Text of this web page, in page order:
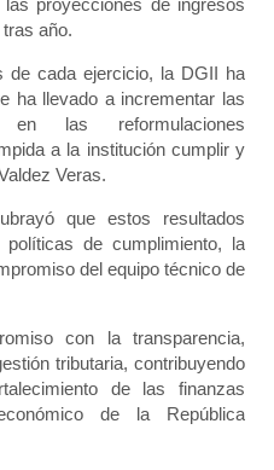
año.
de cada ejercicio, la DGII ha
ha llevado a incrementar las
las reformulaciones
a la institución cumplir y
Veras.
que estos resultados
de cumplimiento, la
del equipo técnico de
con la transparencia,
tributaria, contribuyendo
de las finanzas
de la República